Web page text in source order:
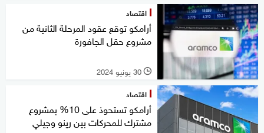
اقتصاد
أرامكو توقع عقود المرحلة الثانية من
مشروع حقل الجافورة
l 30 يونيو 2024
اقتصاد
أرامكو تستحوذ على 10% بمشروع
مشترك للمحركات بين رينو وجيلي